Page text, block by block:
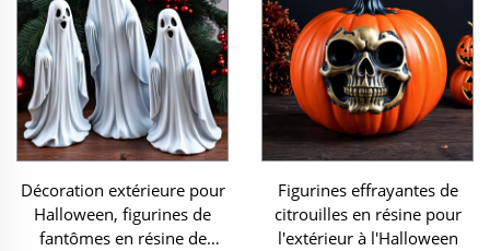
Décoration extérieure pour
Halloween, figurines de
fantômes en résine de
Figurines effrayantes de
citrouilles en résine pour
l'extérieur à l'Halloween